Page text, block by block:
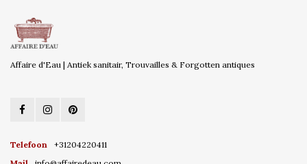
Affaire d'Eau | Antiek sanitair, Trouvailles & Forgotten antiques
Telefoon
+31204220411